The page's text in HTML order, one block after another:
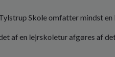
Skole omfatter mindst
af en lejrskoletur afgøres af